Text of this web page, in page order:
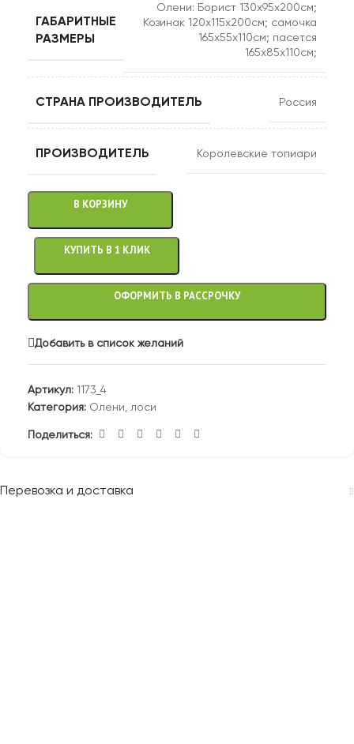
ГАБАРИТНЫЕ
РАЗМЕРЫ
Олени: Борист 130х95х200см;
Козинак 120х115х200см; самочка
165х55х110см; пасется
165х85х110см;
СТРАНА ПРОИЗВОДИТЕЛЬ Россия
ПРОИЗВОДИТЕЛЬ Королевские топиари
В КОРЗИНУ
КУПИТЬ В 1 КЛИК
ОФОРМИТЬ В РАССРОЧКУ
Добавить в список желаний
Артикул: 1173_4
Категория: Олени, лоси
Поделиться:
Перевозка и доставка